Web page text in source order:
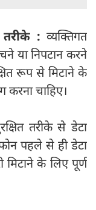
तरीके : व्यक्तिगत
या निपटान करने
रूप से मिटाने के
करना चाहिए।
तरीके से डेटा
पहले से ही डेटा
मिटाने के लिए पूर्ण